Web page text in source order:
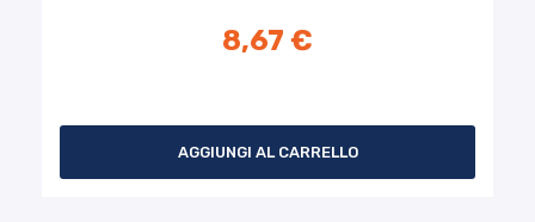
8,67 €
AGGIUNGI AL CARRELLO